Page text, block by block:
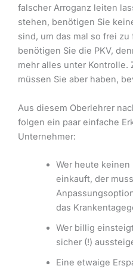
falscher Arroganz leiten
stehen, benötigen Sie
sind, um das mal so frei
benötigen Sie die PKV,
mehr alles unter Kontrolle.
müssen Sie aber haben,
Aus diesem Oberlehrer
folgen ein paar einfache
Unternehmer:
Wer heute keinen
einkauft, der
das
Wer billig
sicher (!)
Eine etwaige